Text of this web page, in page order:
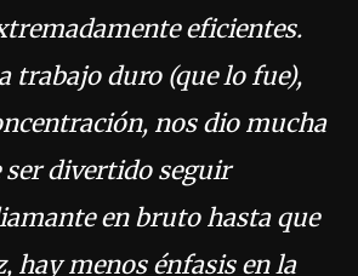
eficientes.
trabajo duro (que lo fue),
nos dio mucha
ser divertido seguir
en bruto hasta que
hay menos énfasis en la